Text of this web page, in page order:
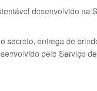
desenvolvido
secreto, entrega de
pelo Serviço